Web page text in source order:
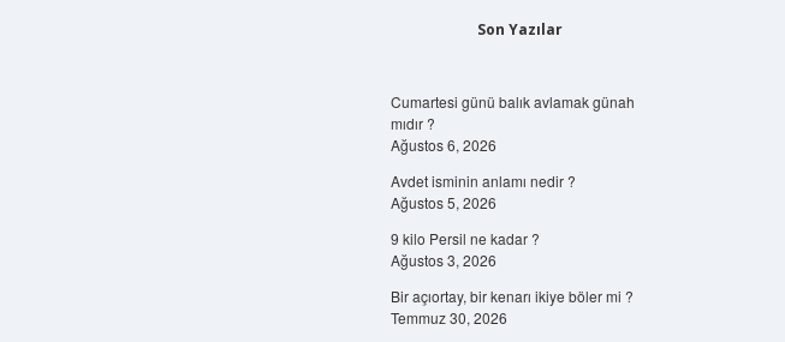
Son Yazılar
Cumartesi günü balık avlamak günah
mıdır ?
Ağustos 6, 2026
Avdet isminin anlamı nedir ?
Ağustos 5, 2026
9 kilo Persil ne kadar ?
Ağustos 3, 2026
Bir açıortay, bir kenarı ikiye böler mi ?
Temmuz 30, 2026